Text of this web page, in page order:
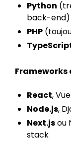
Python
back-end)
PHP
React,
Node.js,
Next.jsou
stack